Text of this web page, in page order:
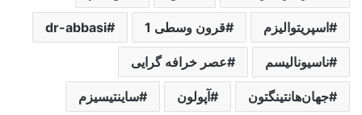
اسپریتوالیزم قرون وسطی 1 dr-abbasi
ناسیونالیسم عصر خرافه گرایی
جهان‌هانتینگتون آپولون ساینتیسیزم